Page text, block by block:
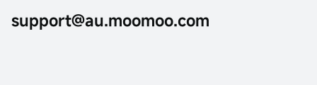
support@au.moomoo.com